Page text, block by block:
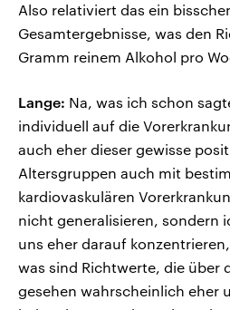
Also relativiert das ein
Gesamtergebnisse, was den
Gramm reinem Alkohol pro
Lange: Na, was ich schon
individuell auf die
auch eher dieser gewisse
Altersgruppen auch mit
kardiovaskulären
nicht generalisieren, sondern
uns eher darauf
was sind Richtwerte, die über
gesehen wahrscheinlich eher